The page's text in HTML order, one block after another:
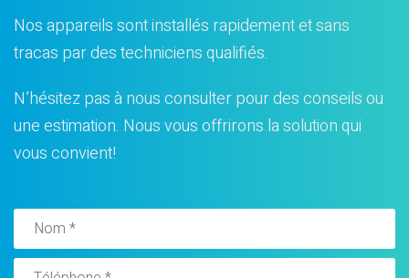
Nos appareils sont installés rapidement et sans
tracas par des techniciens qualifiés.
N’hésitez pas à nous consulter pour des conseils ou
une estimation. Nous vous offrirons la solution qui
vous convient!